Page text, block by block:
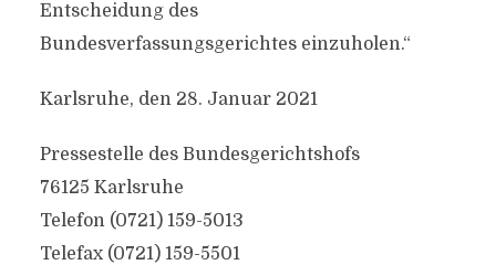
Entscheidung des
Bundesverfassungsgerichtes einzuholen.“
Karlsruhe, den 28. Januar 2021
Pressestelle des Bundesgerichtshofs
76125 Karlsruhe
Telefon (0721) 159-5013
Telefax (0721) 159-5501